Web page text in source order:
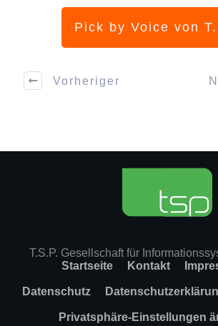
Pick by Voice von
Vorheriger
T.S.P. Gesellschaft für
Startseite
Kontakt
Datenschutz
Privatsphäre-Einstellungen